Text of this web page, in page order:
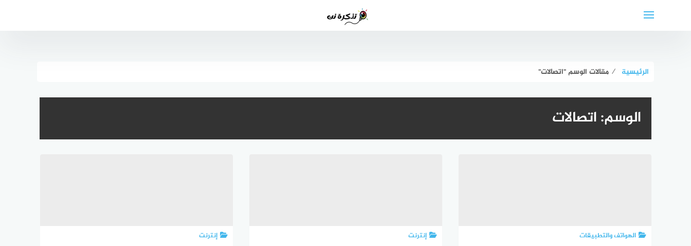
الرئيسية ⁄ مقالات الوسم "اتصالات"
الوسم:اتصالات
الهواتف والتطبيقات إنترنت إنترنت